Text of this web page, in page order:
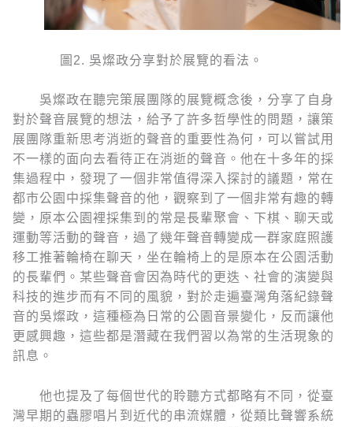
圖2. 吳燦政分享對於展覽的看法。
吳燦政在聽完策展團隊的展覽概念後，分享了自身
對於聲音展覽的想法，給予了許多哲學性的問題，讓策
展團隊重新思考消逝的聲音的重要性為何，可以嘗試用
不一樣的面向去看待正在消逝的聲音。他在十多年的採
集過程中，發現了一個非常值得深入探討的議題，常在
都市公園中採集聲音的他，觀察到了一個非常有趣的轉
變，原本公園裡採集到的常是長輩聚會、下棋、聊天或
運動等活動的聲音，過了幾年聲音轉變成一群家庭照護
移工推著輪椅在聊天，坐在輪椅上的是原本在公園活動
的長輩們。某些聲音會因為時代的更迭、社會的演變與
科技的進步而有不同的風貌，對於走遍臺灣角落紀錄聲
音的吳燦政，這種極為日常的公園音景變化，反而讓他
更感興趣，這些都是潛藏在我們習以為常的生活現象的
訊息。
他也提及了每個世代的聆聽方式都略有不同，從臺
灣早期的蟲膠唱片到近代的串流媒體，從類比聲響系統